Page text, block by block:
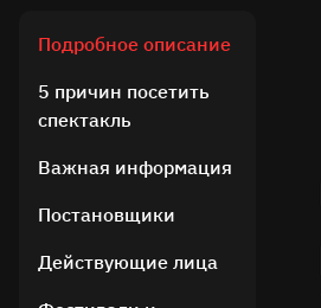
Подробное описание
5 причин посетить
спектакль
Важная информация
Постановщики
Действующие лица